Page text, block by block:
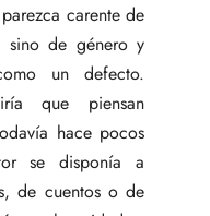
carente de
sino de género y
un defecto.
que piensan
hace pocos
se disponía a
de cuentos o de